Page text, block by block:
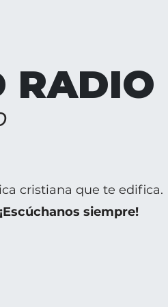
RADIO
cristiana que te edifica.
¡Escúchanos siempre!